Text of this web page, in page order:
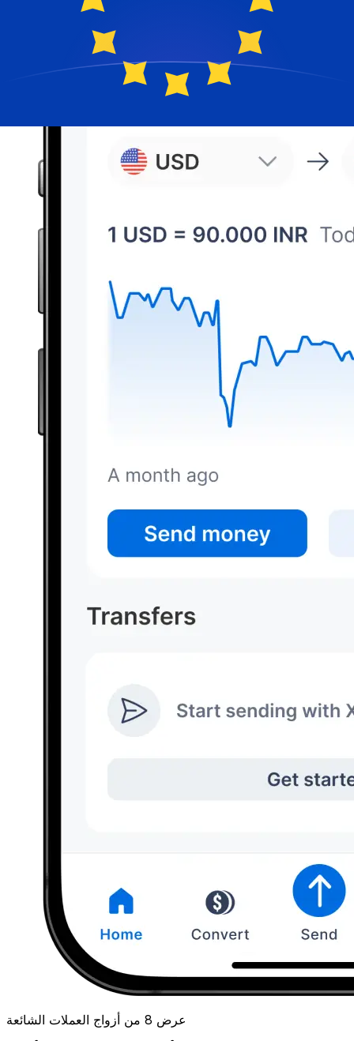
عرض 8 من أزواج العملات الشائعة